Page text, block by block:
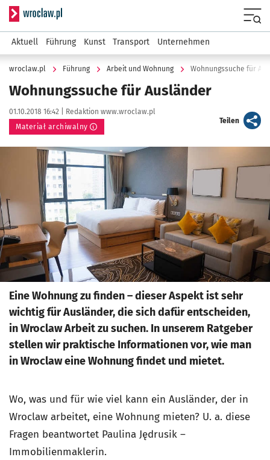
Serwis informacyjny wroclaw.pl
Aktuell Führung Kunst Transport Unternehmen
wroclaw.pl Führung Arbeit und Wohnung Wohnungssuche für
Wohnungssuche für Ausländer
Data publikacji:
01.10.2018 16:42 | Autor:
Redaktion www.wroclaw.pl
Materiał archiwalny
Teilenartykuł
Kliknij, aby powiększyć
Eine Wohnung zu finden – dieser Aspekt ist sehr
wichtig für Ausländer, die sich dafür entscheiden,
in Wroclaw Arbeit zu suchen. In unserem Ratgeber
stellen wir praktische Informationen vor, wie man
in Wroclaw eine Wohnung findet und mietet.
Wo, was und für wie viel kann ein Ausländer, der in
Wroclaw arbeitet, eine Wohnung mieten? U. a. diese
Fragen beantwortet Paulina Jędrusik –
Immobilienmaklerin.